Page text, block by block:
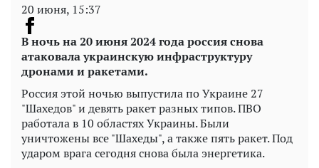
20 июня, 15:37
В ночь на 20 июня 2024 года россия снова
атаковала украинскую инфраструктуру
дронами и ракетами.
Россия этой ночью выпустила по Украине 27
"Шахедов" и девять ракет разных типов. ПВО
работала в 10 областях Украины. Были
уничтожены все "Шахеды", а также пять ракет. Под
ударом врага сегодня снова была энергетика.